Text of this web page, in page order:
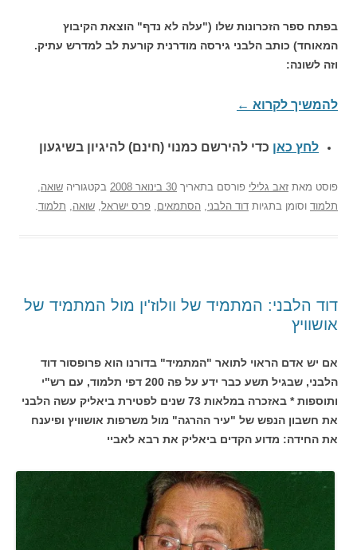
בפתח ספר הזכרונות שלו ("עלה לא נדף" הוצאת הקיבוץ
המאוחד) כותב הלבני גירסה מודרנית קורעת לב למדרש עתיק.
וזה לשונה:
להמשיך לקרוא ←
לחץ כאן כדי להירשם כמנוי (חינם) להיגיון בשיגעון
פוסט מאת זאב גלילי פורסם בתאריך 30 בינואר 2008 בקטגוריה שואה
תלמוד וסומן בתגיות דוד הלבני הסתמאים פרס ישראל שואה תלמוד
דוד הלבני: המתמיד של וולוז'ין מול המתמיד של
אושוויץ
אם יש אדם הראוי לתואר "המתמיד" בדורנו הוא פרופסור דוד
הלבני, שבגיל תשע כבר ידע על פה 200 דפי תלמוד, עם רש"י
ותוספות * באזכרה במלאות 73 שנים לפטירת ביאליק עשה הלבני
את חשבון הנפש של "עיר ההרגה" מול משרפות אושוויץ ופיענח
את החידה: מדוע הקדים ביאליק את רבא לאביי